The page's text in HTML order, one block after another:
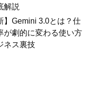
解説
】Gemini 3.0とは？仕
が劇的に変わる使い方
ネス裏技